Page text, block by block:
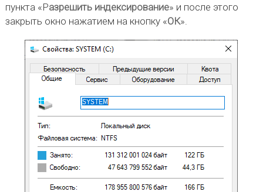
пункта «Разрешить индексирование» и после этого
закрыть окно нажатием на кнопку «ОК».